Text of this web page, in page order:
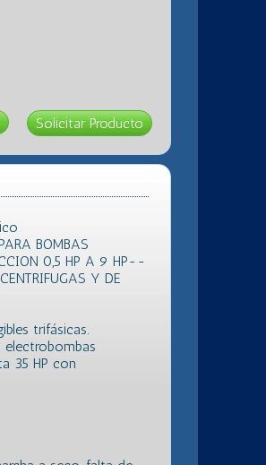
BOMBAS
0,5 HP A 9 HP--
Y DE
trifásicas.
electrobombas
35 HP con